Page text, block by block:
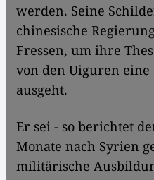
werden. Seine
chinesische
Fressen, um ihre
von den Uiguren
ausgeht.
Er sei - so berichtet
Monate nach Syrien
militärische